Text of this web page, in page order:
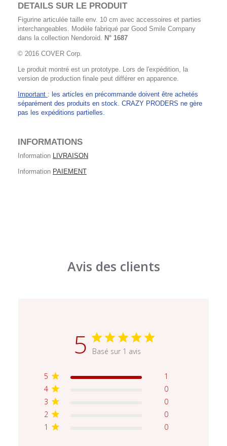
DETAILS SUR LE PRODUIT
Figurine articulée taille env. 10 cm avec accessoires et parties
interchangeables. Modèle fabriqué par Good Smile Company
dans la collection Nendoroid.
N° 1687
© 2016 COVER Corp.
Le produit montré est un prototype. Lors de l'expédition, la
version de production finale peut différer en apparence.
Important : les articles en précommande doivent être achetés
séparément des produits en stock. CRAZY PRODERS ne gère
pas les expéditions partielles.
INFORMATIONS
Information LIVRAISON
Information PAIEMENT
Avis des clients
5 Basé sur 1 avis
5
1
4
0
3
0
2
0
1
0